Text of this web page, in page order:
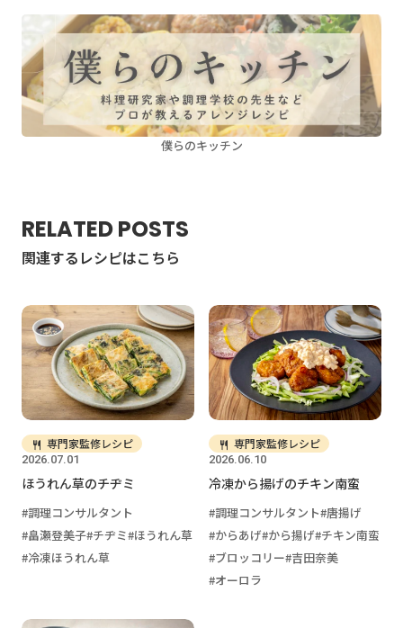
僕らのキッチン
RELATED POSTS
関連するレシピはこちら
2026.07.01
専門家監修レシピ
ほうれん草のチヂミ
調理コンサルタント
畠瀬登美子 チヂミ ほうれん草
冷凍ほうれん草
2026.06.10
専門家監修レシピ
冷凍から揚げのチキン南蛮
調理コンサルタント 唐揚げ
からあげ から揚げ チキン南蛮
ブロッコリー 吉田奈美
オーロラ